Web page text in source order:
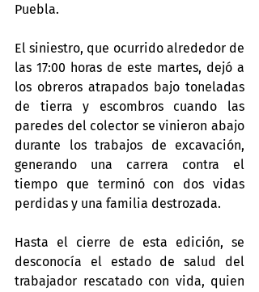
Puebla.
El siniestro, que ocurrido alrededor de
las 17:00 horas de este martes, dejó a
los obreros atrapados bajo toneladas
de tierra y escombros cuando las
paredes del colector se vinieron abajo
durante los trabajos de excavación,
generando una carrera contra el
tiempo que terminó con dos vidas
perdidas y una familia destrozada.
Hasta el cierre de esta edición, se
desconocía el estado de salud del
trabajador rescatado con vida, quien